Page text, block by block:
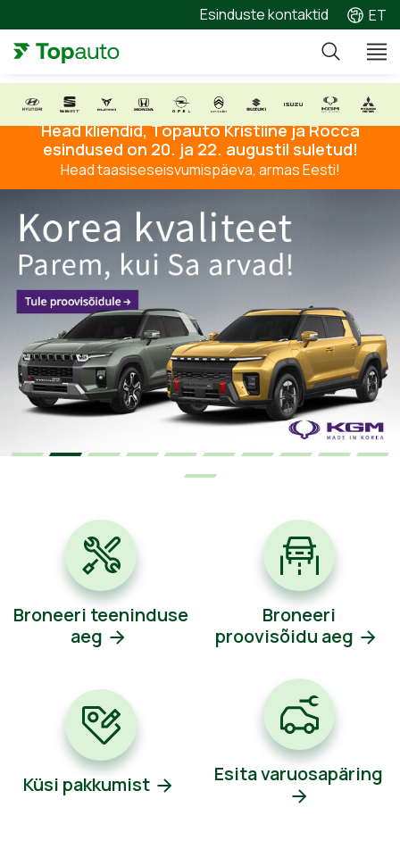
Esinduste kontaktid ET
Head kliendid, Topauto Kristiine ja Rocca
esindused on 20. ja 22. augustil suletud!
Head taasiseseisvumispäeva, armas Eesti!
Broneeri teeninduse
aeg
Broneeri
proovisõidu aeg
Küsi pakkumist Esita varuosapäring